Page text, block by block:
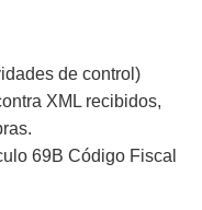
de control)
XML recibidos,
69B Código Fiscal